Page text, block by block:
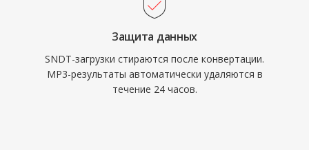
Защита данных
SNDT-загрузки стираются после конвертации.
MP3-результаты автоматически удаляются в
течение 24 часов.